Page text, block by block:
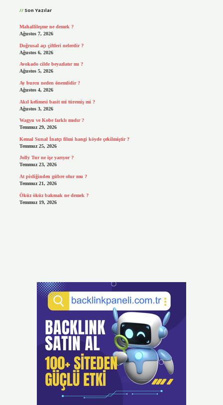
Son Yazılar
Mahallileşme ne demek ?
Ağustos 7, 2026
Doğrusal açı çiftleri nelerdir ?
Ağustos 6, 2026
Avokado cilde beyazlatır mı ?
Ağustos 5, 2026
Ay burcu neden önemlidir ?
Ağustos 4, 2026
Akıl kelimesi basit mi türemiş mi ?
Ağustos 3, 2026
Wagyu ve Kobe farklı mıdır ?
Temmuz 29, 2026
Kemal Sunal İnatçı filmi hangi köyde çekilmiştir ?
Temmuz 25, 2026
Jolly Tur ne işe yarıyor ?
Temmuz 23, 2026
At pisliğinden gübre olur mu ?
Temmuz 21, 2026
Öküz öküz bakmak ne demek ?
Temmuz 19, 2026